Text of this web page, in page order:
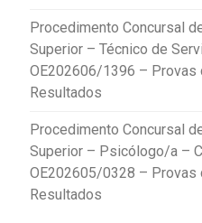
Procedimento Concursal
Superior – Técnico de
OE202606/1396 – Provas
Resultados
Procedimento Concursal
Superior – Psicólogo/a –
OE202605/0328 – Provas
Resultados